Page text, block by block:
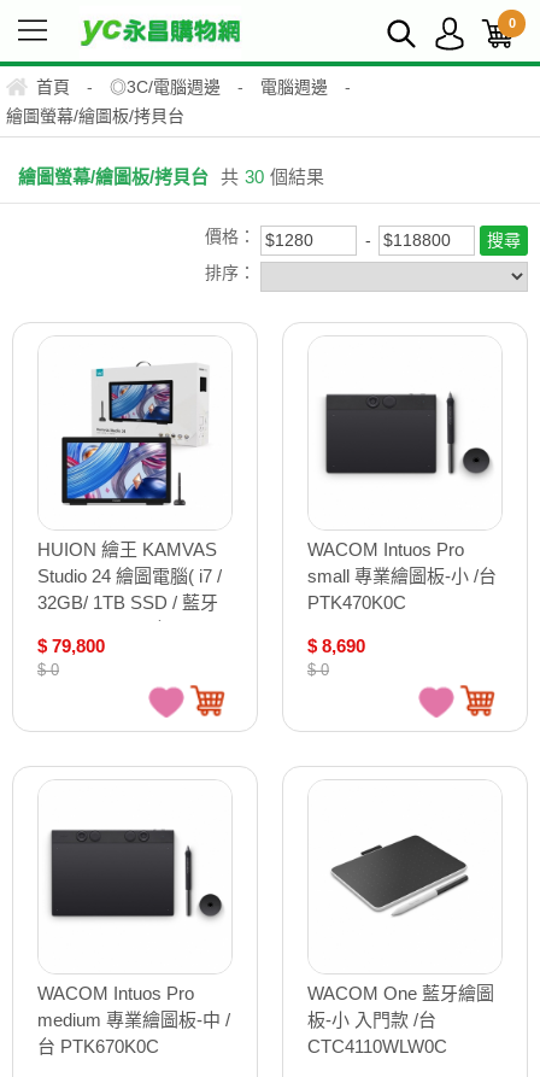
0
首頁 - ◎3C/電腦週邊 - 電腦週邊
-
繪圖螢幕/繪圖板/拷貝台
繪圖螢幕/繪圖板/拷貝台 共 30 個結果
價格：
排序：
HUION 繪王 KAMVAS
Studio 24 繪圖電腦( i7 /
32GB/ 1TB SSD / 藍牙
KS2401
$ 79,800
$ 0
WACOM Intuos Pro
small 專業繪圖板-小 /台
PTK470K0C
$ 8,690
$ 0
WACOM Intuos Pro
medium 專業繪圖板-中 /
台 PTK670K0C
WACOM One 藍牙繪圖
板-小 入門款 /台
CTC4110WLW0C